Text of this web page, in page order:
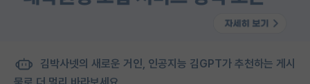
김박사넷의 새로운 거인, 인공지능 김GPT가 추천하는 게시